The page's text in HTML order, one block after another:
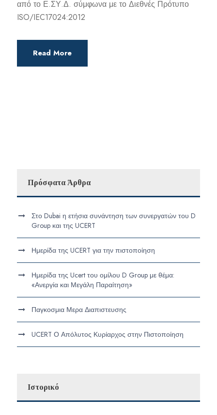
από το Ε.ΣΥ.Δ. σύμφωνα με το Διεθνές Πρότυπο
ISO/IEC17024:2012
Read More
Πρόσφατα Άρθρα
Στο Dubai η ετήσια συνάντηση των συνεργατών του D
Group και της UCERT
Ημερίδα της UCERT για την πιστοποίηση
Ημερίδα της Ucert του ομίλου D Group με θέμα:
«Ανεργία και Μεγάλη Παραίτηση»
Παγκοσμια Μερα Διαπιστευσης
UCERT Ο Απόλυτος Κυρίαρχος στην Πιστοποίηση
Ιστορικό